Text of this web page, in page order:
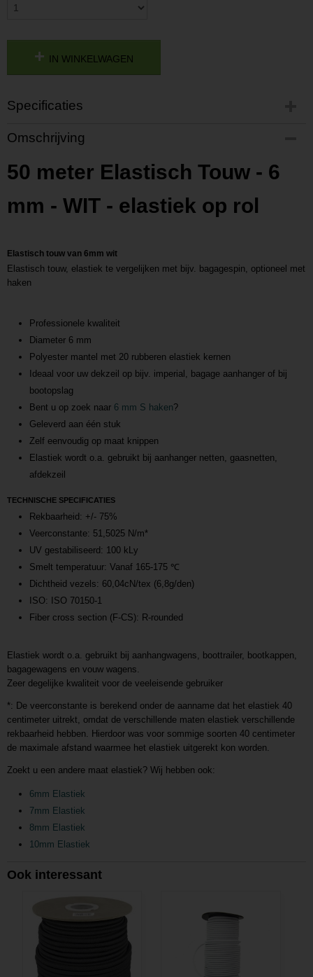
IN WINKELWAGEN
Specificaties
Productcode
P201903041404
Productcode leverancier
L201903041404
Omschrijving
50 meter Elastisch Touw - 6
mm - WIT - elastiek op rol
Elastisch touw van 6mm wit
Elastisch touw, elastiek te vergelijken met bijv. bagagespin, optioneel met
haken
Professionele kwaliteit
Diameter 6 mm
Polyester mantel met 20 rubberen elastiek kernen
Ideaal voor uw dekzeil op bijv. imperial, bagage aanhanger of bij
bootopslag
Bent u op zoek naar 6 mm S haken?
Geleverd aan één stuk
Zelf eenvoudig op maat knippen
Elastiek wordt o.a. gebruikt bij aanhanger netten, gaasnetten,
afdekzeil
TECHNISCHE SPECIFICATIES
Rekbaarheid: +/- 75%
Veerconstante: 51,5025 N/m*
UV gestabiliseerd: 100 kLy
Smelt temperatuur: Vanaf 165-175 ℃
Dichtheid vezels: 60,04cN/tex (6,8g/den)
ISO: ISO 70150-1
Fiber cross section (F-CS): R-rounded
Elastiek wordt o.a. gebruikt bij aanhangwagens, boottrailer, bootkappen,
bagagewagens en vouw wagens.
Zeer degelijke kwaliteit voor de veeleisende gebruiker
*: De veerconstante is berekend onder de aanname dat het elastiek 40
centimeter uitrekt, omdat de verschillende maten elastiek verschillende
rekbaarheid hebben. Hierdoor was voor sommige soorten 40 centimeter
de maximale afstand waarmee het elastiek uitgerekt kon worden.
Zoekt u een andere maat elastiek? Wij hebben ook:
6mm Elastiek
7mm Elastiek
8mm Elastiek
10mm Elastiek
Ook interessant